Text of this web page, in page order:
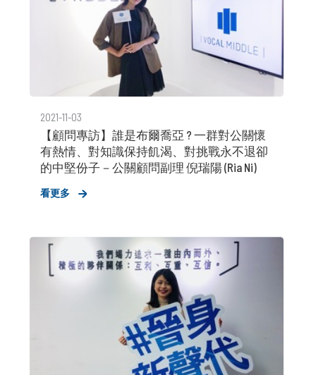
2021-11-03
【顧問專訪】誰是布爾喬亞 ? 一群對公關懷
有熱情、對知識保持飢渴、對挑戰永不退卻
的中堅份子－公關顧問副理 倪瑞陽 (Ria Ni)
看更多